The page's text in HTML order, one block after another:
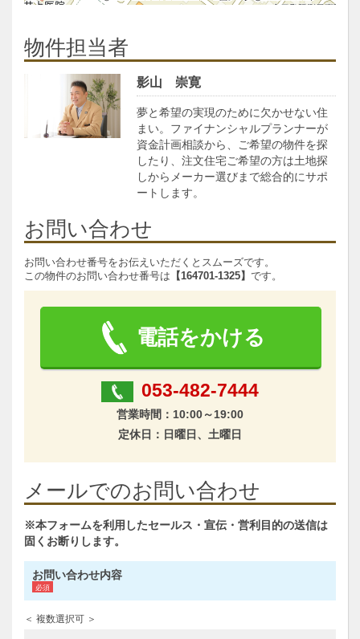
物件担当者
影山 崇寛
夢と希望の実現のために欠かせない住
まい。ファイナンシャルプランナーが
資金計画相談から、ご希望の物件を探
したり、注文住宅ご希望の方は土地探
しからメーカー選びまで総合的にサポ
ートします。
お問い合わせ
お問い合わせ番号をお伝えいただくとスムーズです。
この物件のお問い合わせ番号は 【164701-1325】 です。
電話をかける
053-482-7444
営業時間：10:00～19:00
定休日：日曜日、土曜日
メールでのお問い合わせ
※本フォームを利用したセールス・宣伝・営利目的の送信は
固くお断りします。
お問い合わせ内容
＜ 複数選択可 ＞